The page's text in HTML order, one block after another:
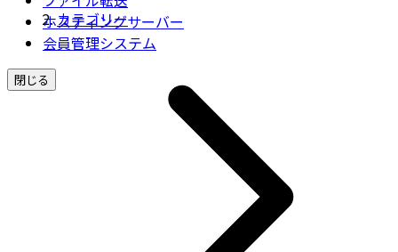
ホスティングサーバー
会員管理システム
閉じる
カテゴリー